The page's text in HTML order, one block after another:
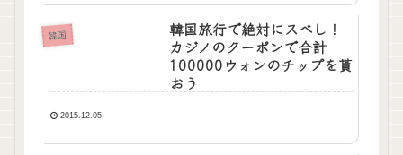
韓国
韓国旅行で絶対にスべし！
カジノのクーポンで合計
100000ウォンのチップを貰
おう
2015.12.05